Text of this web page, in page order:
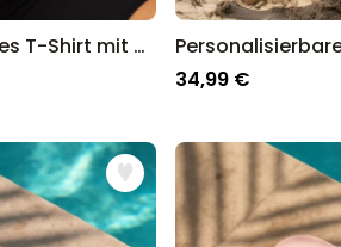
Personalisierbares T-Shirt mit Geburtsblumen
34,99 €